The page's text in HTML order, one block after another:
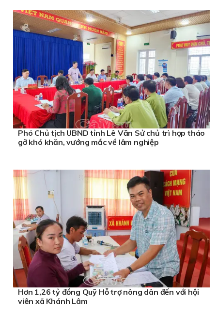
Phó Chủ tịch UBND tỉnh Lê Văn Sử chủ trì họp tháo
gỡ khó khăn, vướng mắc về lâm nghiệp
Hơn 1,26 tỷ đồng Quỹ Hỗ trợ nông dân đến với hội
viên xã Khánh Lâm